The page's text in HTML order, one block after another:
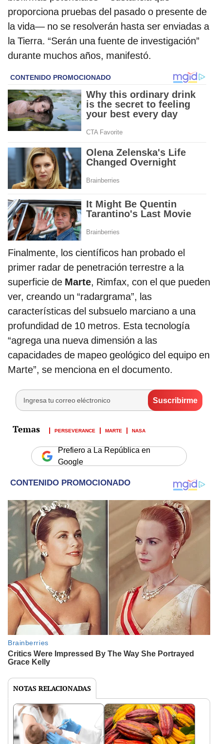
proporciona pruebas del pasado o presente de
la vida— no se resolverán hasta ser enviadas a
la Tierra. “Serán una fuente de investigación”
durante muchos años, manifestó.
Finalmente, los científicos han probado el
primer radar de penetración terrestre a la
superficie de Marte, Rimfax, con el que pueden
ver, creando un “radargrama”, las
características del subsuelo marciano a una
profundidad de 10 metros. Esta tecnología
“agrega una nueva dimensión a las
capacidades de mapeo geológico del equipo en
Marte”, se menciona en el documento.
PERSEVERANCE MARTE NASA
Prefiero a La República en
Google
NOTAS RELACIONADAS